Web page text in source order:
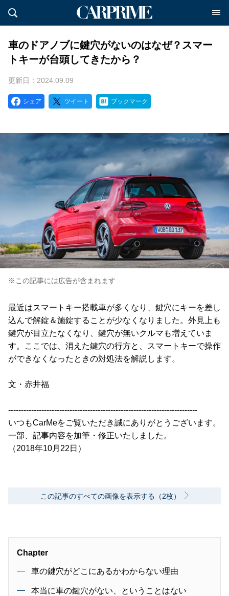
車のドアノブに鍵穴がないのはなぜ？スマー
トキーが台頭してきたから？
更新日：2024.09.09
シェア ツイート ブックマーク
※この記事には広告が含まれます
最近はスマートキー搭載車が多くなり、鍵穴にキーを差し
込んで解錠＆施錠することが少なくなりました。外見上も
鍵穴が目立たなくなり、鍵穴が無いクルマも増えていま
す。ここでは、消えた鍵穴の行方と、スマートキーで操作
ができなくなったときの対処法を解説します。
文・赤井福
--------------------------------------------------------------------------
いつもCarMeをご覧いただき誠にありがとうございます。
一部、記事内容を加筆・修正いたしました。
（2018年10月22日）
この記事のすべての画像を表示する（2枚）
Chapter
車の鍵穴がどこにあるかわからない理由
本当に車の鍵穴がない、ということはない